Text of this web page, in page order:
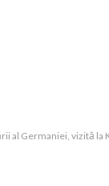
vizită la Kiev: discuții despre